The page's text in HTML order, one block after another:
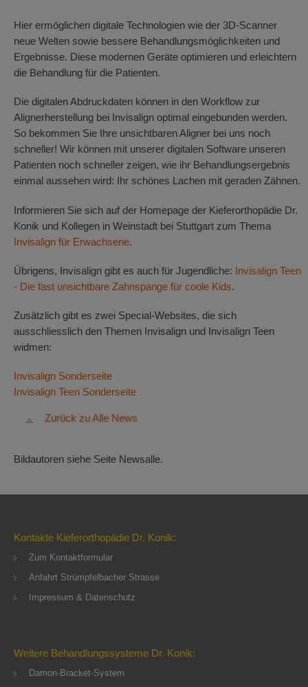
Hier ermöglichen digitale Technologien wie der 3D-Scanner
neue Welten sowie bessere Behandlungsmöglichkeiten und
Ergebnisse. Diese modernen Geräte optimieren und erleichtern
die Behandlung für die Patienten.
Die digitalen Abdruckdaten können in den Workflow zur
Alignerherstellung bei Invisalign optimal eingebunden werden.
So bekommen Sie Ihre unsichtbaren Aligner bei uns noch
schneller! Wir können mit unserer digitalen Software unseren
Patienten noch schneller zeigen, wie ihr Behandlungsergebnis
einmal aussehen wird: Ihr schönes Lachen mit geraden Zähnen.
Informieren Sie sich auf der Homepage der Kieferorthopädie Dr.
Konik und Kollegen in Weinstadt bei Stuttgart zum Thema
Invisalign für Erwachsene.
Übrigens, Invisalign gibt es auch für Jugendliche: Invisalign Teen
- Die fast unsichtbare Zahnspange für coole Kids.
Zusätzlich gibt es zwei Special-Websites, die sich
ausschliesslich den Themen Invisalign und Invisalign Teen
widmen:
Invisalign Sonderseite
Invisalign Teen Sonderseite
Zurück zu Alle News
Bildautoren siehe Seite Newsalle.
Kontakte Kieferorthopädie Dr. Konik:
Zum Kontaktformular
Anfahrt Strümpfelbacher Strasse
Impressum & Datenschutz
Weitere Behandlungssysteme Dr. Konik:
Damon-Bracket-System